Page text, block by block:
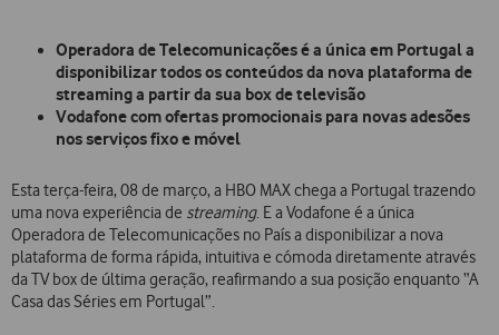
Operadora de Telecomunicações é a única em Portugal a
disponibilizar todos os conteúdos da nova plataforma de
streaming a partir da sua box de televisão
Vodafone com ofertas promocionais para novas adesões
nos serviços fixo e móvel
Esta terça-feira, 08 de março, a HBO MAX chega a Portugal trazendo
uma nova experiência de streaming. E a Vodafone é a única
Operadora de Telecomunicações no País a disponibilizar a nova
plataforma de forma rápida, intuitiva e cómoda diretamente através
da TV box de última geração, reafirmando a sua posição enquanto “A
Casa das Séries em Portugal”.